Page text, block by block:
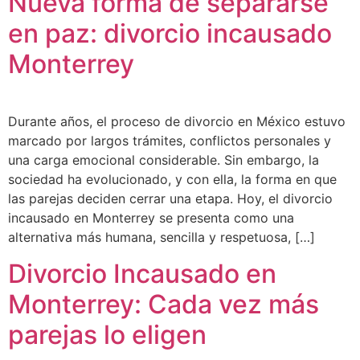
en paz: divorcio incausado
Monterrey
Durante años, el proceso de divorcio en México estuvo
marcado por largos trámites, conflictos personales y
una carga emocional considerable. Sin embargo, la
sociedad ha evolucionado, y con ella, la forma en que
las parejas deciden cerrar una etapa. Hoy, el divorcio
incausado en Monterrey se presenta como una
alternativa más humana, sencilla y respetuosa, […]
Divorcio Incausado en
Monterrey: Cada vez más
parejas lo eligen